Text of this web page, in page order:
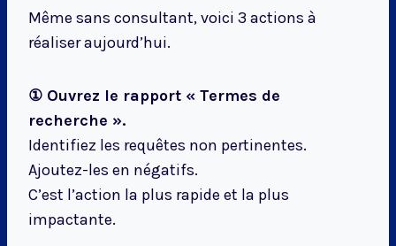
Même sans consultant, voici 3 actions à
réaliser aujourd’hui.
① Ouvrez le rapport « Termes de
recherche ».
Identifiez les requêtes non pertinentes.
Ajoutez-les en négatifs.
C’est l’action la plus rapide et la plus
impactante.